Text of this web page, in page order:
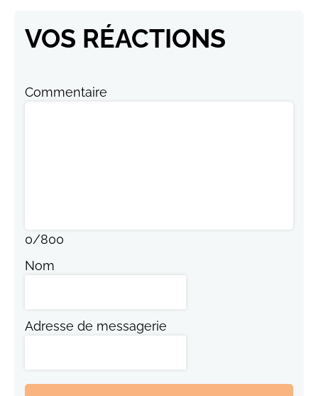
VOS RÉACTIONS
Commentaire
0/800
Nom
Adresse de messagerie